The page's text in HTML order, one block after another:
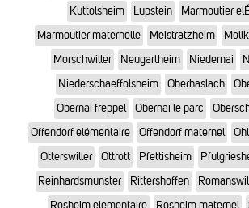
Kuttolsheim
Lupstein
Marmoutier
Marmoutier maternelle
Meistratzheim
Morschwiller
Neugartheim Niedernai
Niederschaeffolsheim
Oberhaslach
Obernai freppel
Obernai le parc
Offendorf elémentaire
Offendorf maternel
Otterswiller
Ottrott Pfettisheim
Reinhardsmunster
Rittershoffen
Rosheim elementaire
Rosheim maternel